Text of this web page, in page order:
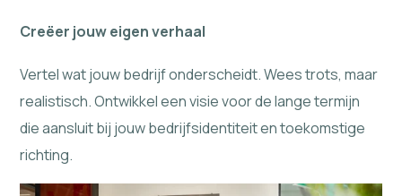
Creëer jouw eigen verhaal
Vertel wat jouw bedrijf onderscheidt. Wees trots, maar
realistisch. Ontwikkel een visie voor de lange termijn
die aansluit bij jouw bedrijfsidentiteit en toekomstige
richting.